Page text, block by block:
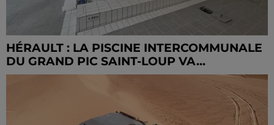
HÉRAULT : LA PISCINE INTERCOMMUNALE
DU GRAND PIC SAINT-LOUP VA...